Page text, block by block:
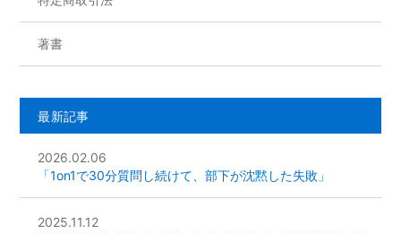
著書
最新記事
2026.02.06
「1on1で30分質問し続けて、部下が沈黙した失敗」
2025.11.12